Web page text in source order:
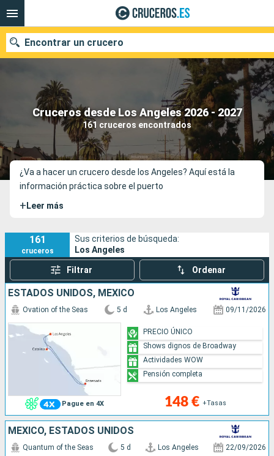
Cruceros desde Los Angeles 2026 - 2027
161 cruceros encontrados
Encontrar un crucero
Nuestros destinos
Fecha de salida
Puertos Compañías
¿Va a hacer un crucero desde los Angeles? Aquí está la
información práctica sobre el puerto
+ Leer más
161
cruceros
Sus criterios de búsqueda:
Los Angeles
Filtrar Ordenar
ESTADOS UNIDOS, MÉXICO
Pague en 4X
Ovation of the Seas 5 d Los Angeles 09/11/2026
148 € +Tasas
PRECIO ÚNICO
Shows dignos de Broadway
Actividades WOW
Pensión completa
MÉXICO, ESTADOS UNIDOS
Quantum of the Seas 5 d Los Angeles 22/09/2026